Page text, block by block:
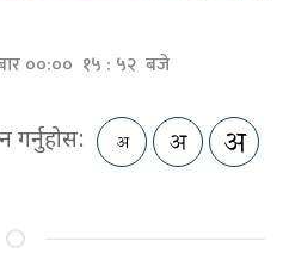
००:०० १५ : ५२ बजे
गर्नुहोस: